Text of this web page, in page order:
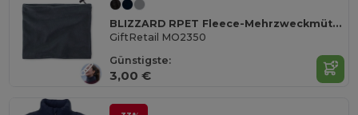
BLIZZARD RPET Fleece-Mehrzweckmütze
GiftRetail MO2350
Günstigste:
3,00 €